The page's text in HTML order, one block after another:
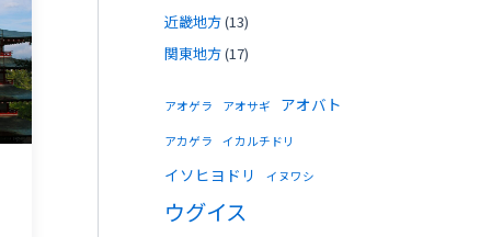
近畿地方(13)
関東地方(17)
アオゲラ アオサギ アオバト
アカゲラ イカルチドリ
イソヒヨドリ イヌワシ
ウグイス